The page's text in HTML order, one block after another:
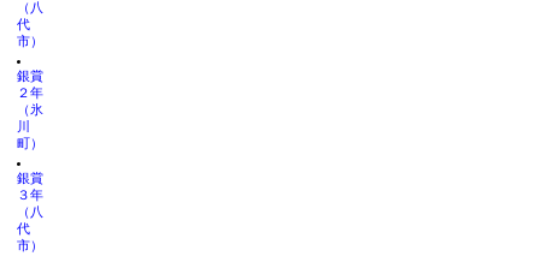
（八
代
市）
銀賞
２年
（氷
川
町）
銀賞
３年
（八
代
市）